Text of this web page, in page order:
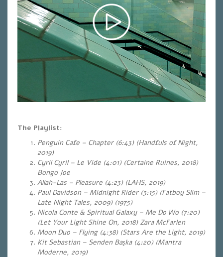
The Playlist:
Penguin Cafe – Chapter (6:43) (Handfuls of Night,
2019)
Cyril Cyril – Le Vide (4:01) (Certaine Ruines, 2018)
Bongo Joe
Allah-Las – Pleasure (4:23) (LAHS, 2019)
Paul Davidson – Midnight Rider (3:15) (Fatboy Slim –
Late Night Tales, 2009) (1975)
Nicola Conte & Spiritual Galaxy – Me Do Wo (7:20)
(Let Your Light Shine On, 2018)Zara McFarlen
Moon Duo – Flying (4:38) (Stars Are the Light, 2019)
Kit Sebastian – Senden Başka (4:20) (Mantra
Moderne, 2019)